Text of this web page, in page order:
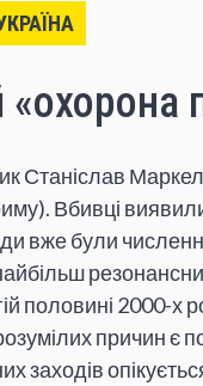
«охорона
Станіслав
Вбивці
вже були
2000-х
причин є